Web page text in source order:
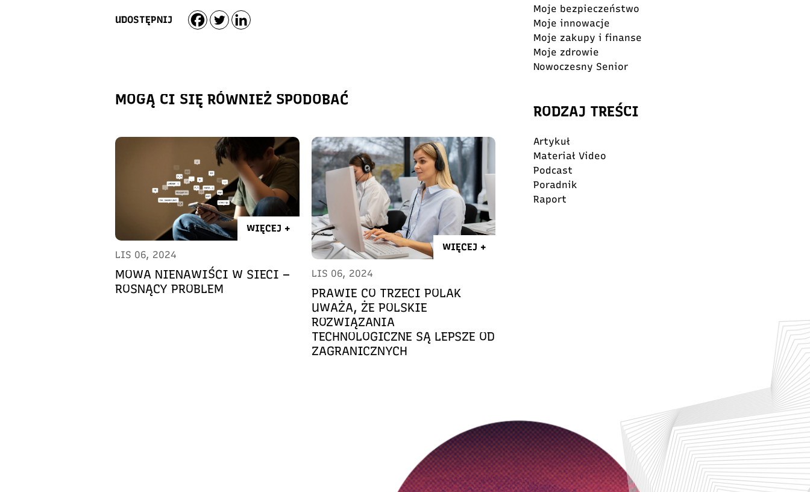
UDOSTĘPNIJ
MOGĄ CI SIĘ RÓWNIEŻ SPODOBAĆ
WIĘCEJ +
LIS 06, 2024
MOWA NIENAWIŚCI W SIECI –
ROSNĄCY PROBLEM
WIĘCEJ +
LIS 06, 2024
PRAWIE CO TRZECI POLAK
UWAŻA, ŻE POLSKIE
ROZWIĄZANIA
TECHNOLOGICZNE SĄ LEPSZE OD
ZAGRANICZNYCH
Moje bezpieczeństwo
Moje innowacje
Moje zakupy i finanse
Moje zdrowie
Nowoczesny Senior
RODZAJ TREŚCI
Artykuł
Materiał Video
Podcast
Poradnik
Raport